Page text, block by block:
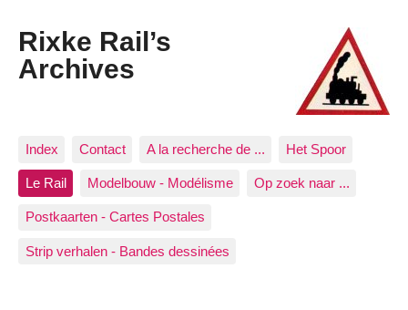
Rixke Rail’s
Archives
Index Contact A la recherche de ... Het Spoor
Le Rail Modelbouw - Modélisme Op zoek naar ...
Postkaarten - Cartes Postales
Strip verhalen - Bandes dessinées